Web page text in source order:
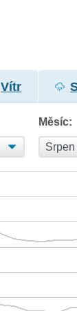
Vítr
Měsíc: